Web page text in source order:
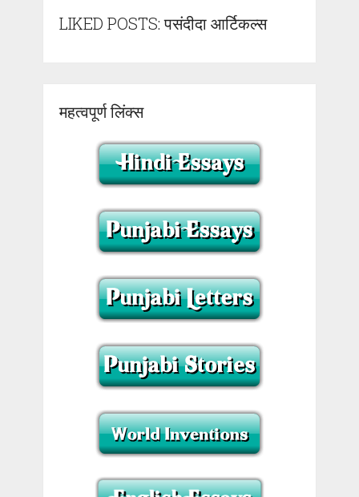
LIKED POSTS: पसंदीदा आर्टिकल्स
महत्वपूर्ण लिंक्स